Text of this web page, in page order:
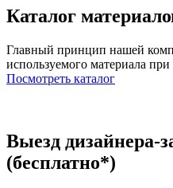
Каталог
Главный принцип нашей
используемого материала
Посмотреть каталог
Выезд дизайнера-
(бесплатно*)